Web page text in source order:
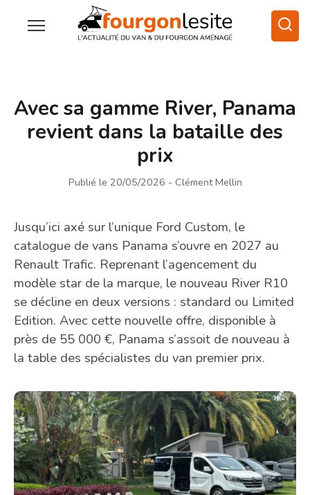
Avec sa gamme River, Panama
revient dans la bataille des
prix
Publié le 20/05/2026 - Clément Mellin
Jusqu’ici axé sur l’unique Ford Custom, le
catalogue de vans Panama s’ouvre en 2027 au
Renault Trafic. Reprenant l’agencement du
modèle star de la marque, le nouveau River R10
se décline en deux versions : standard ou Limited
Edition. Avec cette nouvelle offre, disponible à
près de 55 000 €, Panama s’assoit de nouveau à
la table des spécialistes du van premier prix.